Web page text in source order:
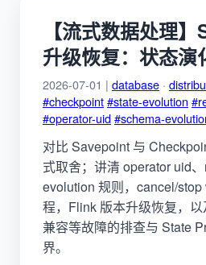
【流式数据处理
升级恢复：状态演
2026-07-01 | database ·
#checkpoint#state-evolution
#operator-uid#schema-
对比 Savepoint 与
式取舍；讲清 operator uid
evolution 规则，cancel/
程，Flink 版本升级恢复，
兼容等故障的排查与 State
界。